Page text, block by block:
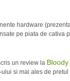
hardware
pe piata de cativa
un review la Bloody
si mai ales de